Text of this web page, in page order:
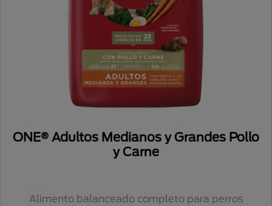
ONE® Adultos Medianos y Grandes Pollo
y Carne
Alimento balanceado completo para perros